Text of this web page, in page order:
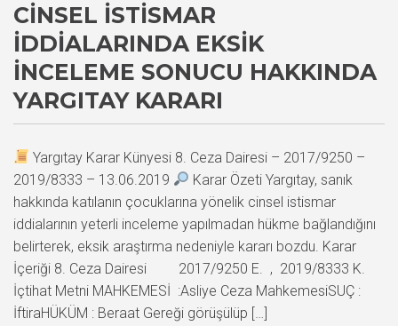
CINSEL İSTISMAR
İDDIALARINDA EKSIK
İNCELEME SONUCU HAKKINDA
YARGITAY KARARI
Yargıtay Karar Künyesi 8. Ceza Dairesi – 2017/9250 –
2019/8333 – 13.06.2019
Karar Özeti Yargıtay, sanık
hakkında katılanın çocuklarına yönelik cinsel istismar
iddialarının yeterli inceleme yapılmadan hükme bağlandığını
belirterek, eksik araştırma nedeniyle kararı bozdu. Karar
İçeriği 8. Ceza Dairesi 2017/9250 E. , 2019/8333 K.
İçtihat Metni MAHKEMESİ :Asliye Ceza MahkemesiSUÇ :
İftiraHÜKÜM : Beraat Gereği görüşülüp […]